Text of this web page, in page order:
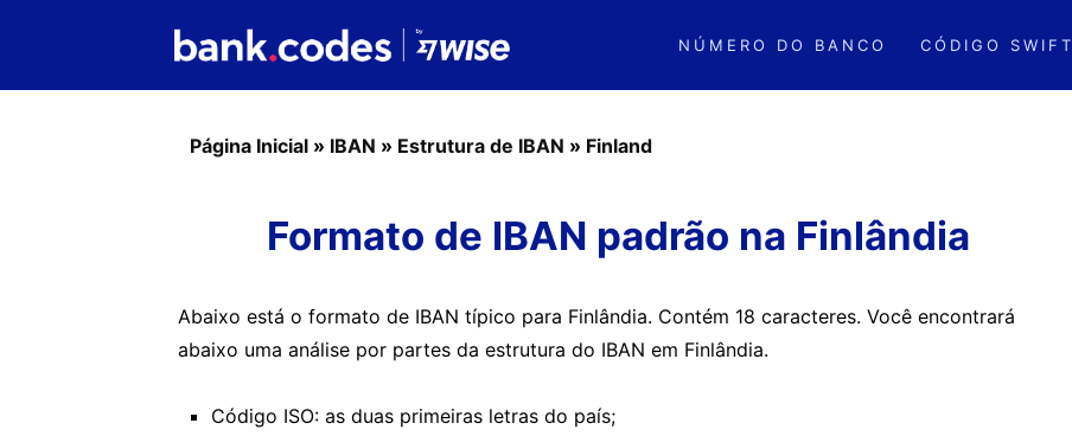
NÚMERO DO BANCO CÓDIGO SWIFT
Página Inicial » IBAN » Estrutura de IBAN » Finland
Formato de IBAN padrão na Finlândia
Abaixo está o formato de IBAN típico para Finlândia. Contém 18 caracteres. Você encontrará
abaixo uma análise por partes da estrutura do IBAN em Finlândia.
Código ISO: as duas primeiras letras do país;